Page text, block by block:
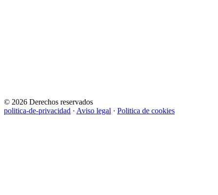
© 2026 Derechos reservados
politica-de-privacidad · Aviso legal · Politica de cookies